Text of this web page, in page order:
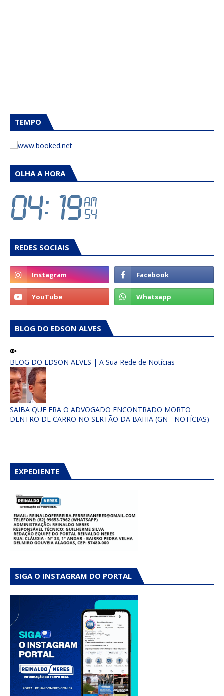
TEMPO
OLHA A HORA
REDES SOCIAIS
BLOG DO EDSON ALVES
BLOG DO EDSON ALVES | A Sua Rede de Notícias
SAIBA QUE ERA O ADVOGADO ENCONTRADO MORTO
DENTRO DE CARRO NO SERTÃO DA BAHIA (GN - NOTÍCIAS)
EXPEDIENTE
SIGA O INSTAGRAM DO PORTAL